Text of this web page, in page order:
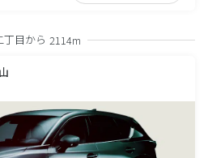
目から 2114m